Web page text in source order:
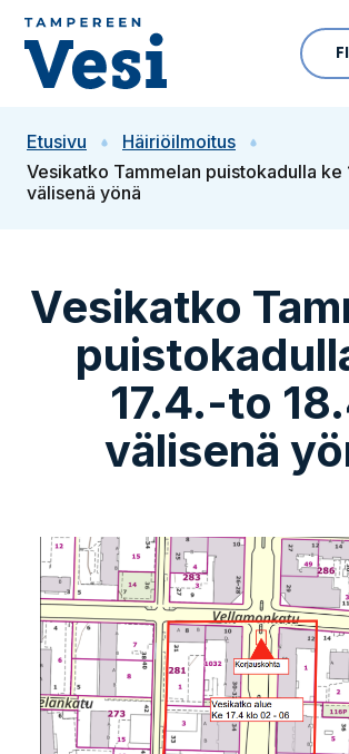
Siirry sisältöön
FI
Etusivu
Häiriöilmoitus
Vesikatko Tammelan puistokadulla ke
välisenä yönä
Vesikatko
17.4.-to
välisenä